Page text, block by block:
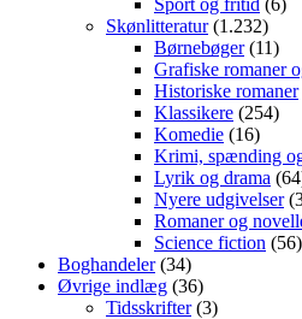
Sport og fritid (6)
Skønlitteratur(1.232)
Børnebøger(11)
Grafiske romaner
Historiske romaner
Klassikere (254)
Komedie (16)
Krimi, spænding
Lyrik og drama
Nyere udgivelser
Romaner og
Science fiction (56)
Boghandeler(34)
Øvrige indlæg (36)
Tidsskrifter(3)